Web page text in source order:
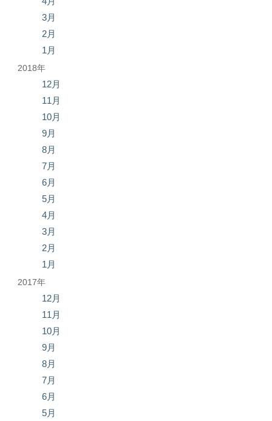
3月
2月
1月
2018年
12月
11月
10月
9月
8月
7月
6月
5月
4月
3月
2月
1月
2017年
12月
11月
10月
9月
8月
7月
6月
5月